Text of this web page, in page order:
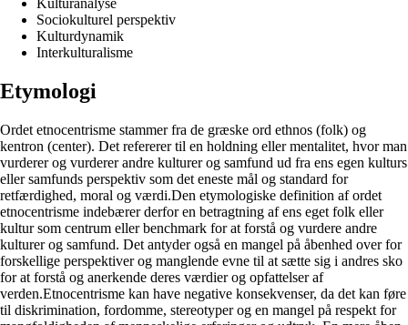
Kulturanalyse
Sociokulturel perspektiv
Kulturdynamik
Interkulturalisme
Etymologi
Ordet etnocentrisme stammer fra de græske ord ethnos (folk) og
kentron (center). Det refererer til en holdning eller mentalitet, hvor man
vurderer og vurderer andre kulturer og samfund ud fra ens egen kulturs
eller samfunds perspektiv som det eneste mål og standard for
retfærdighed, moral og værdi.Den etymologiske definition af ordet
etnocentrisme indebærer derfor en betragtning af ens eget folk eller
kultur som centrum eller benchmark for at forstå og vurdere andre
kulturer og samfund. Det antyder også en mangel på åbenhed over for
forskellige perspektiver og manglende evne til at sætte sig i andres sko
for at forstå og anerkende deres værdier og opfattelser af
verden.Etnocentrisme kan have negative konsekvenser, da det kan føre
til diskrimination, fordomme, stereotyper og en mangel på respekt for